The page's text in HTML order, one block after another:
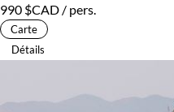
Corniglia, Monterosso,
travers les vignes, les
pierres sèches. Vous
les arbres en fleurs qui
randonnées sont
990 $CAD / pers.
Carte
Détails